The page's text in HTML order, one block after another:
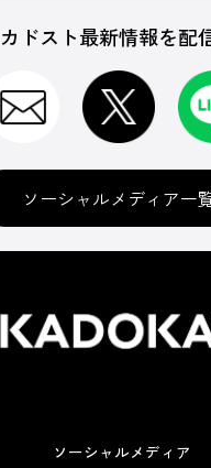
カドスト最新情報を配
ソーシャルメディア一
ソーシャルメディア